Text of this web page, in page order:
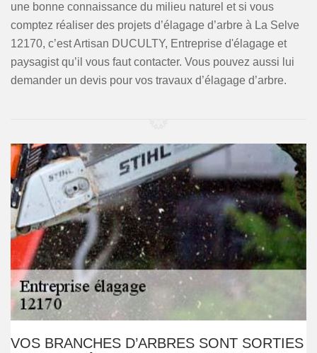
une bonne connaissance du milieu naturel et si vous
comptez réaliser des projets d’élagage d’arbre à La Selve
12170, c’est Artisan DUCULTY, Entreprise d'élagage et
paysagist qu’il vous faut contacter. Vous pouvez aussi lui
demander un devis pour vos travaux d’élagage d’arbre.
VOS BRANCHES D’ARBRES SONT SORTIES